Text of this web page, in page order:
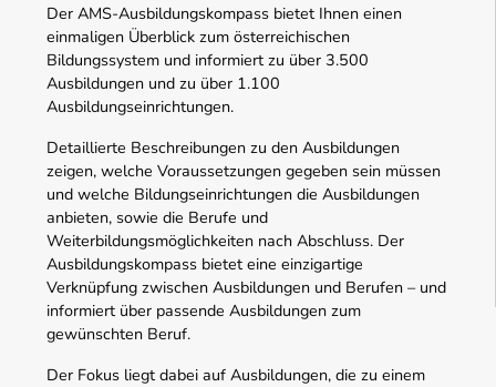
Der AMS-Ausbildungskompass bietet Ihnen einen
einmaligen Überblick zum österreichischen
Bildungssystem und informiert zu über 3.500
Ausbildungen und zu über 1.100
Ausbildungseinrichtungen.
Detaillierte Beschreibungen zu den Ausbildungen
zeigen, welche Voraussetzungen gegeben sein müssen
und welche Bildungseinrichtungen die Ausbildungen
anbieten, sowie die Berufe und
Weiterbildungsmöglichkeiten nach Abschluss. Der
Ausbildungskompass bietet eine einzigartige
Verknüpfung zwischen Ausbildungen und Berufen – und
informiert über passende Ausbildungen zum
gewünschten Beruf.
Der Fokus liegt dabei auf Ausbildungen, die zu einem